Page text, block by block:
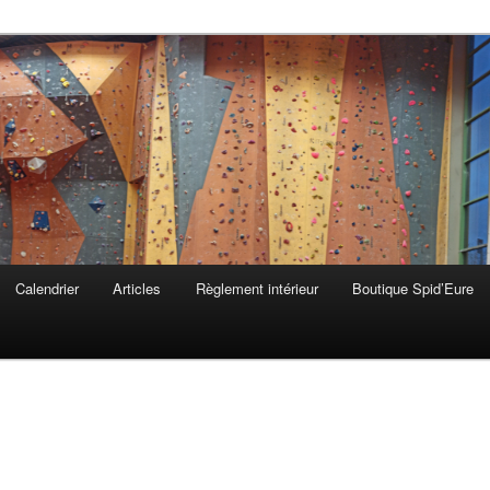
Lieurey
Calendrier Articles Règlement intérieur Boutique Spid’Eure